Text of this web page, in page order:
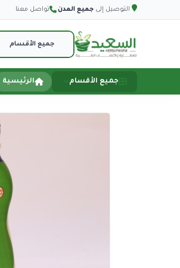
التوصيل إلى جميع المدن· تواصل معنا
جميع الأقسام الرئيسية